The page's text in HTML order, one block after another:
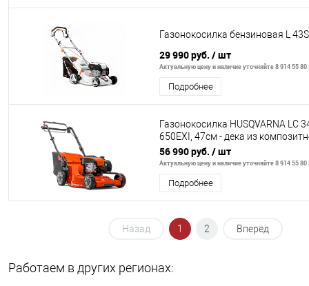
Газонокосилка бензиновая L
29 990 руб. / шт
Актуальную цену и наличие уточняйте 8 914 55 80
Подробнее
Газонокосилка HUSQVARNA LC
650EXI, 47cм - дека из
материала, сбор в травосбор
56 990 руб. / шт
Актуальную цену и наличие уточняйте 8 914 55 80
Подробнее
Назад 1 2 Вперед
Работаем в других регионах: